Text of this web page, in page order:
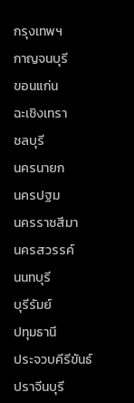
กรุงเทพฯ
กาญจนบุรี
ขอนแก่น
ฉะเชิงเทรา
ชลบุรี
นครนายก
นครปฐม
นครราชสีมา
นครสวรรค์
นนทบุรี
บุรีรัมย์
ปทุมธานี
ประจวบคีรีขันธ์
ปราจีนบุรี